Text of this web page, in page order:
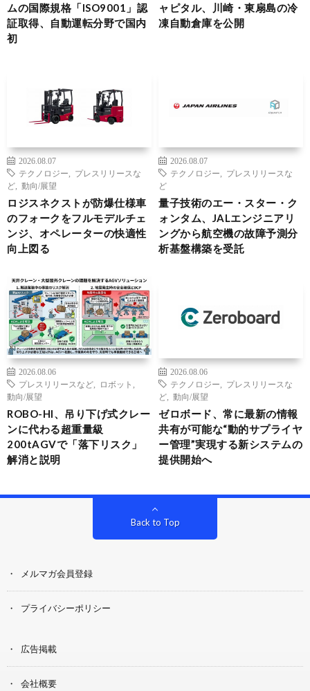
ムの国際規格「ISO9001」認
証取得、自動運転分野で国内
初
ャピタル、川崎・東扇島の冷
凍自動倉庫を公開
2026.08.07
テクノロジー
プレスリリースな
ど
動向/展望
ロジスネクストが防爆仕様車
のフォークをフルモデルチェ
ンジ、オペレーターの快適性
向上図る
2026.08.07
テクノロジー
プレスリリースな
ど
量子技術のエー・スター・ク
ォンタム、JALエンジニアリ
ングから航空機の故障予測分
析基盤構築を受託
2026.08.06
プレスリリースなど
ロボット
動向/展望
ROBO-HI、吊り下げ式クレー
ンに代わる超重量級
200tAGVで「落下リスク」
解消と説明
2026.08.06
テクノロジー
プレスリリースな
ど
動向/展望
ゼロボード、常に最新の情報
共有が可能な“動的サプライヤ
ー管理”実現する新システムの
提供開始へ
Back to Top
メルマガ会員登録
プライバシーポリシー
広告掲載
会社概要